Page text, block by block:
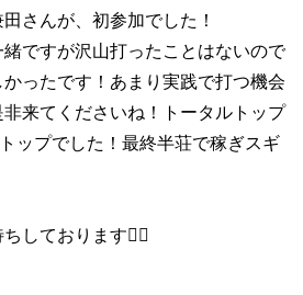
さんが、初参加でした！
ですが沢山打ったことはないので
ったです！あまり実践で打つ機会
来てくださいね！トータルトップ
ップでした！最終半荘で稼ぎスギ
しております🙇‍♀️